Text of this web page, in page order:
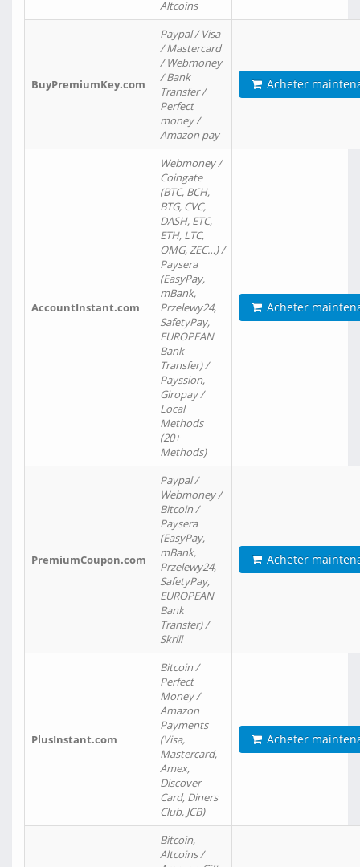
Altcoins
BuyPremiumKey.com
Paypal / Visa
/ Mastercard
/ Webmoney
/ Bank
Transfer /
Perfect
money /
Amazon pay
Acheter
AccountInstant.com
Webmoney /
Coingate
(BTC, BCH,
BTG, CVC,
DASH, ETC,
ETH, LTC,
OMG, ZEC…) /
Paysera
(EasyPay,
mBank,
Przelewy24,
SafetyPay,
EUROPEAN
Bank
Transfer) /
Payssion,
Giropay /
Local
Methods
(20+
Methods)
Acheter
PremiumCoupon.com
Paypal /
Webmoney /
Bitcoin /
Paysera
(EasyPay,
mBank,
Przelewy24,
SafetyPay,
EUROPEAN
Bank
Transfer) /
Skrill
Acheter
PlusInstant.com
Bitcoin /
Perfect
Money /
Amazon
Payments
(Visa,
Mastercard,
Amex,
Discover
Card, Diners
Club, JCB)
Acheter
Bitcoin,
Altcoins /